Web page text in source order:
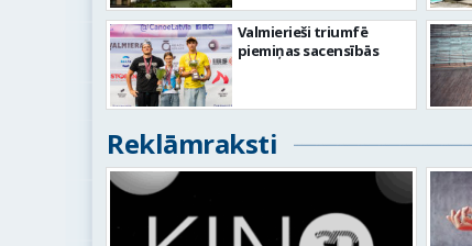
Valmierieši triumfē
piemiņas sacensībās
Reklāmraksti